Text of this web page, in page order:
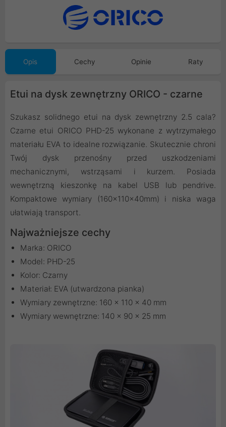
Opis Cechy Opinie Raty
Etui na dysk zewnętrzny ORICO - czarne
Szukasz solidnego etui na dysk zewnętrzny 2.5 cala?
Czarne etui ORICO PHD-25 wykonane z wytrzymałego
materiału EVA to idealne rozwiązanie. Skutecznie chroni
Twój dysk przenośny przed uszkodzeniami
mechanicznymi, wstrząsami i kurzem. Posiada
wewnętrzną kieszonkę na kabel USB lub pendrive.
Kompaktowe wymiary (160x110x40mm) i niska waga
ułatwiają transport.
Najważniejsze cechy
Marka: ORICO
Model: PHD-25
Kolor: Czarny
Materiał: EVA (utwardzona pianka)
Wymiary zewnętrzne: 160 x 110 x 40 mm
Wymiary wewnętrzne: 140 x 90 x 25 mm